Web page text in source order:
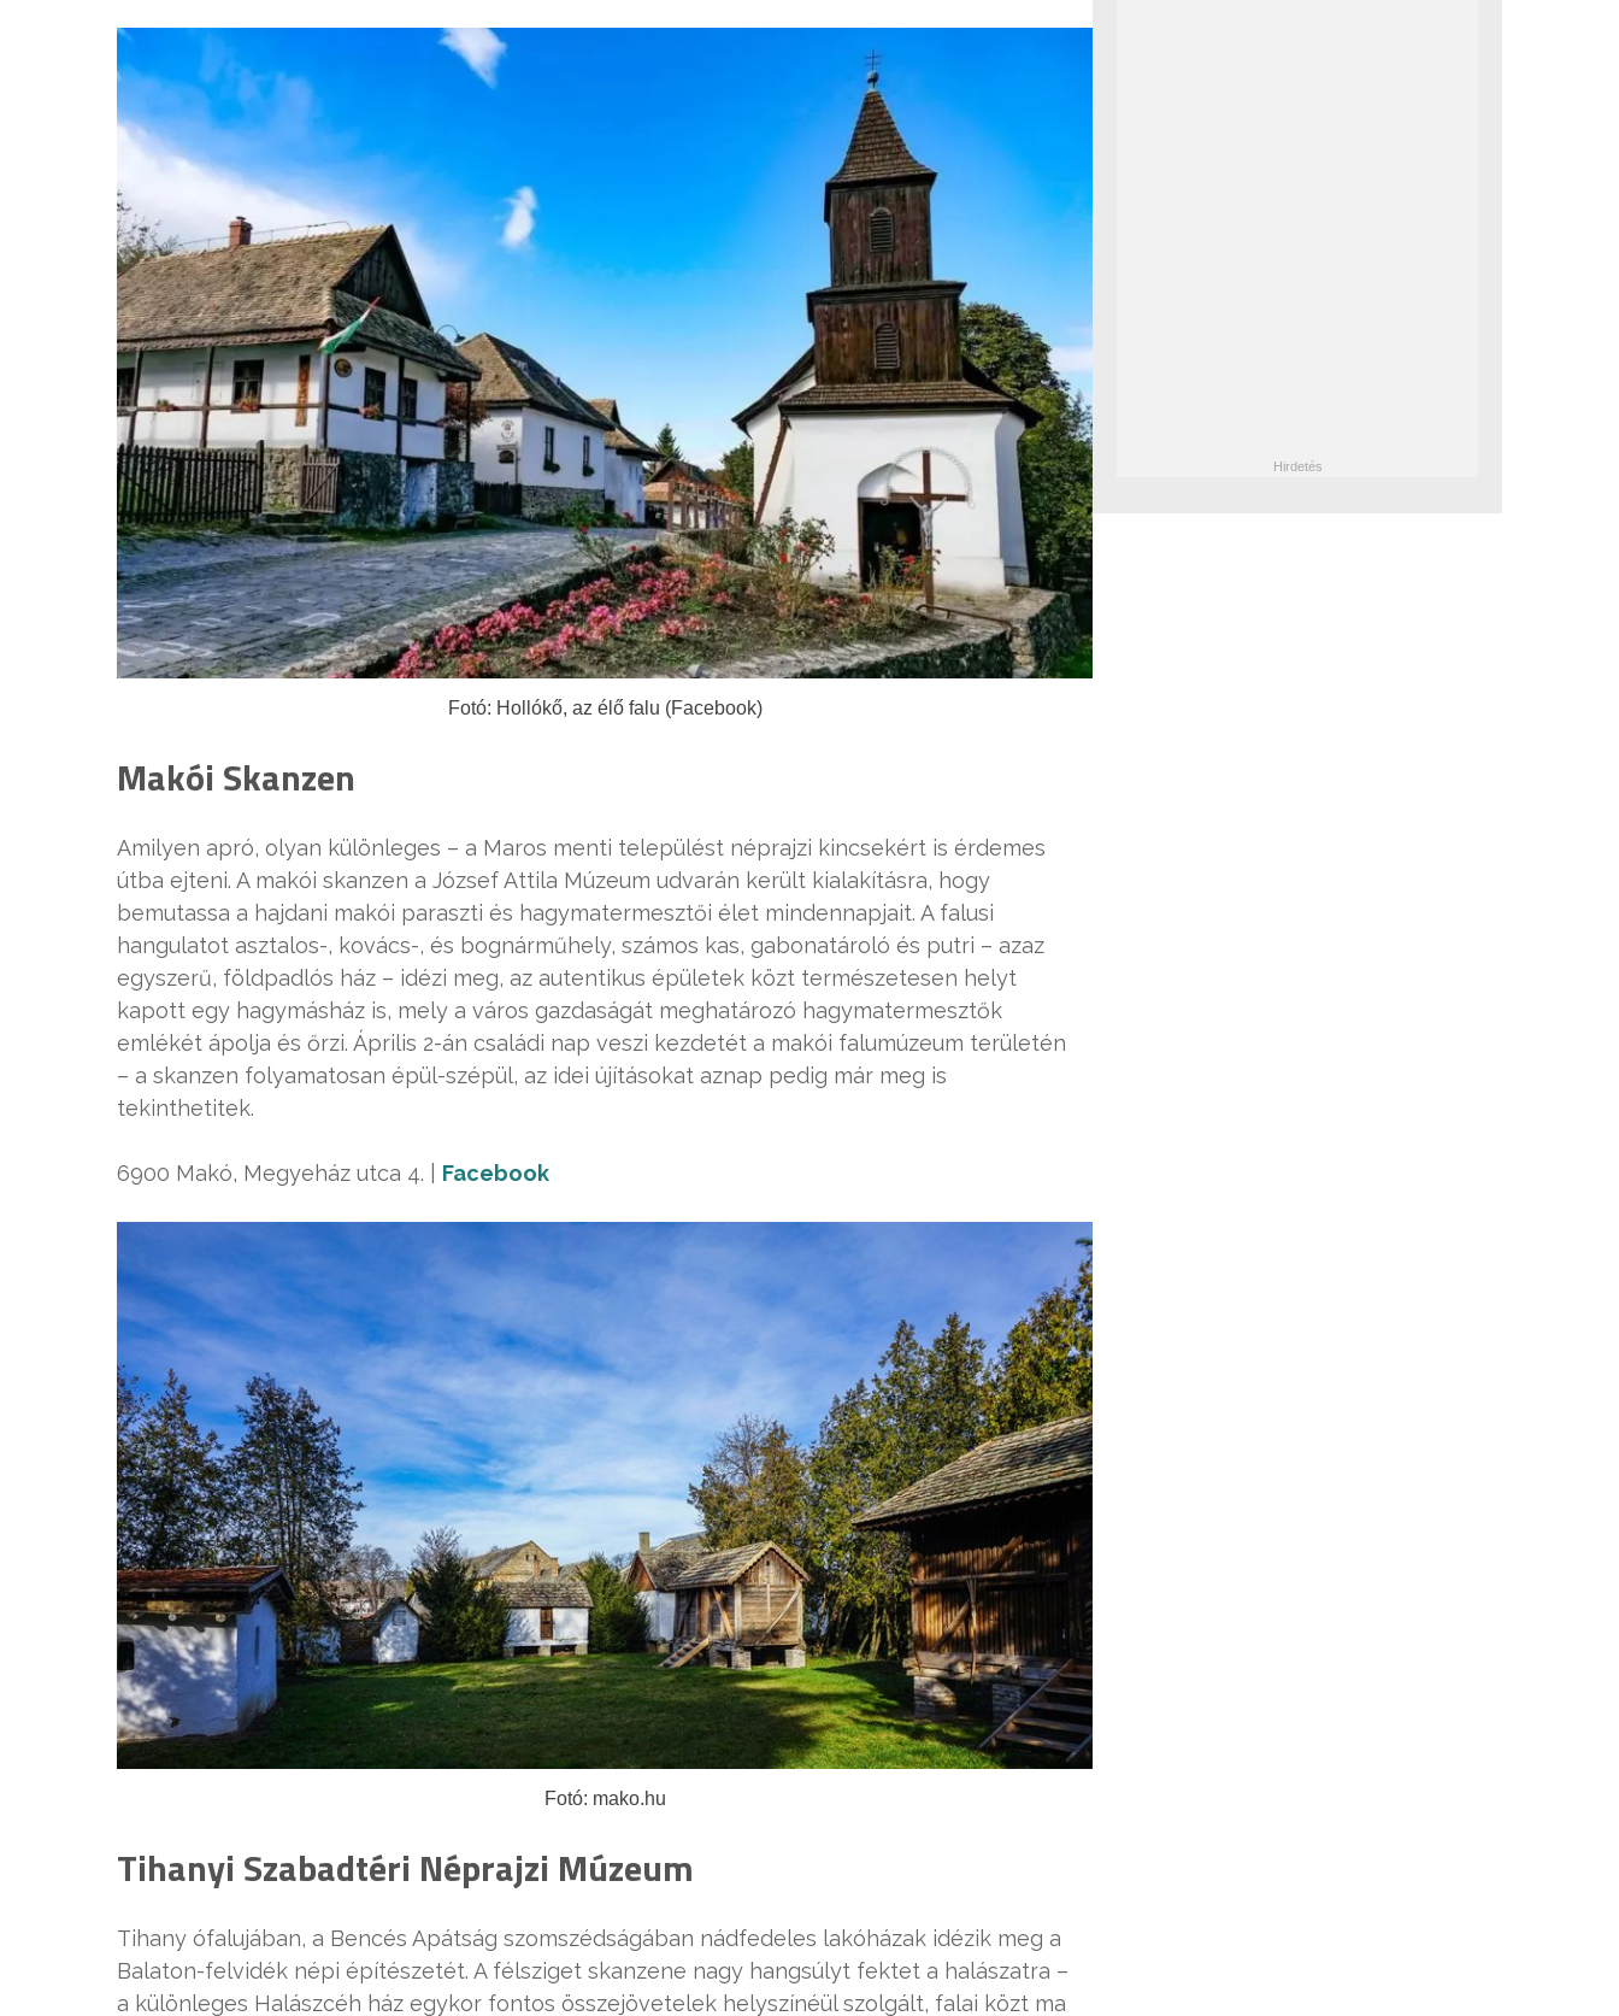
Fotó: Hollókő, az élő falu (Facebook)
Makói Skanzen
Amilyen apró, olyan különleges – a Maros menti települést néprajzi kincsekért is érdemes
útba ejteni. A makói skanzen a József Attila Múzeum udvarán került kialakításra, hogy
bemutassa a hajdani makói paraszti és hagymatermesztői élet mindennapjait. A falusi
hangulatot asztalos-, kovács-, és bognárműhely, számos kas, gabonatároló és putri – azaz
egyszerű, földpadlós ház – idézi meg, az autentikus épületek közt természetesen helyt
kapott egy hagymásház is, mely a város gazdaságát meghatározó hagymatermesztők
emlékét ápolja és őrzi. Április 2-án családi nap veszi kezdetét a makói falumúzeum területén
– a skanzen folyamatosan épül-szépül, az idei újításokat aznap pedig már meg is
tekinthetitek.
6900 Makó, Megyeház utca 4. | Facebook
Fotó: mako.hu
Tihanyi Szabadtéri Néprajzi Múzeum
Tihany ófalujában, a Bencés Apátság szomszédságában nádfedeles lakóházak idézik meg a
Balaton-felvidék népi építészetét. A félsziget skanzene nagy hangsúlyt fektet a halászatra –
a különleges Halászcéh ház egykor fontos összejövetelek helyszínéül szolgált, falai közt ma